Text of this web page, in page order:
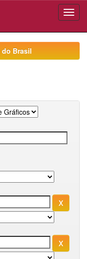
do Brasil